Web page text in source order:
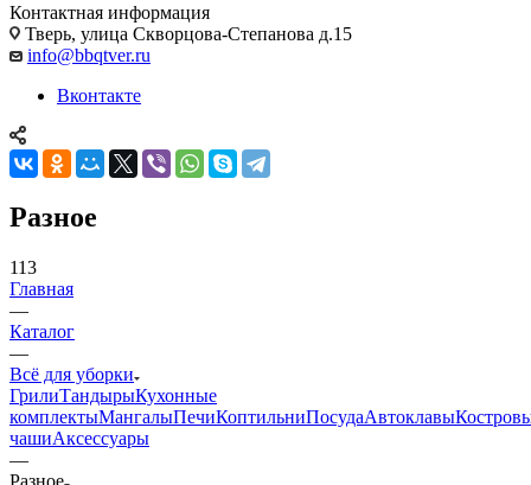
Контактная информация
Тверь, улица Скворцова-Степанова д.15
info@bbqtver.ru
Вконтакте
Разное
113
Главная
—
Каталог
—
Всё для уборки
ГрилиТандырыКухонные
комплектыМангалыПечиКоптильниПосудаАвтоклавы
чашиАксессуары
—
Разное